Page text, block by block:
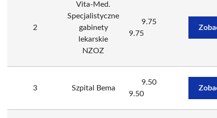
2
Vita-Med.
Specjalistyczne
gabinety
lekarskie
NZOZ
9.75
9.75
3 Szpital Bema
9.50
9.50